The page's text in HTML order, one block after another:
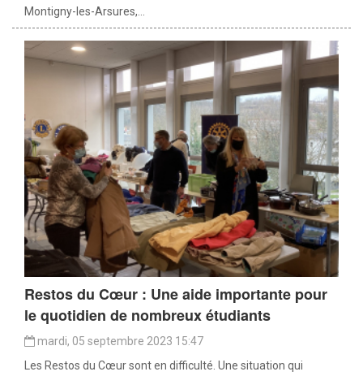
Montigny-les-Arsures,...
Restos du Cœur : Une aide importante pour
le quotidien de nombreux étudiants
mardi, 05 septembre 2023 15:47
Les Restos du Cœur sont en difficulté. Une situation qui